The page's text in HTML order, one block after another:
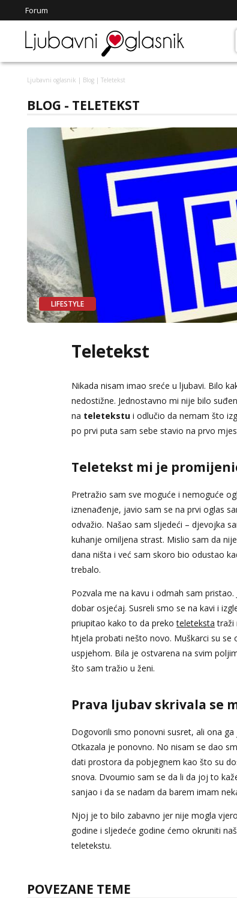
Forum
Ljubavni oglasnik | Blog | Teletekst
BLOG - TELETEKST
LIFESTYLE
Teletekst
Nikada nisam imao sreće u ljubavi. Bilo
nedostižne. Jednostavno mi nije bilo
na teletekstu i odlučio da nemam što
po prvi puta sam sebe stavio na prvo
Teletekst mi je
Pretražio sam sve moguće i nemoguće
iznenađenje, javio sam se na prvi oglas
odvažio. Našao sam sljedeći – djevojka
kuhanje omiljena strast. Mislio sam da
dana ništa i već sam skoro bio odustao
trebalo.
Pozvala me na kavu i odmah sam
dobar osjećaj. Susreli smo se na kavi i
priupitao kako to da prekoteleteksta traži
htjela probati nešto novo. Muškarci su se
uspjehom. Bila je ostvarena na svim
što sam tražio u ženi.
Prava ljubav skrivala se
Dogovorili smo ponovni susret, ali ona
Otkazala je ponovno. No nisam se dao
dati prostora da pobjegnem kao što su
snova. Dvoumio sam se da li da joj to
sanjao i da se nadam da barem imam
Njoj je to bilo zabavno jer nije mogla
godine i sljedeće godine ćemo okruniti
teletekstu.
POVEZANE TEME